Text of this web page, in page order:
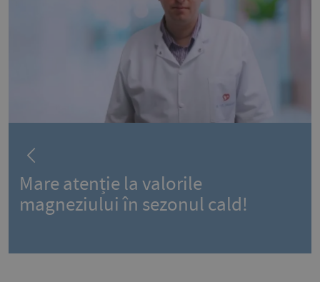
Mare atenție la valorile
magneziului în sezonul cald!